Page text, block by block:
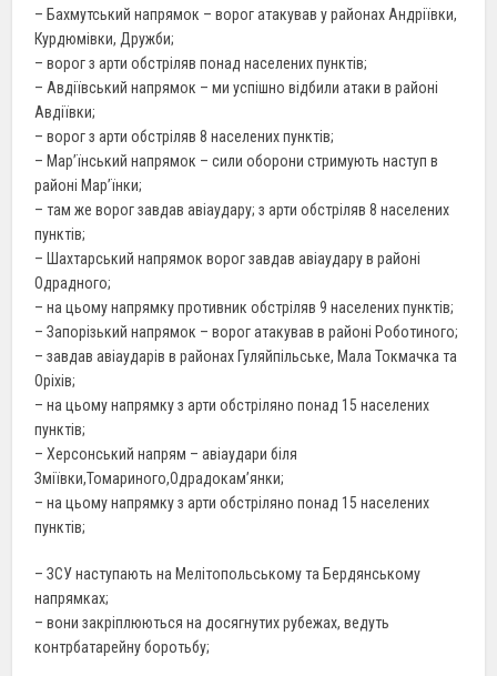
– Бахмутський напрямок – ворог атакував у районах Андріївки,
Курдюмівки, Дружби;
– ворог з арти обстріляв понад населених пунктів;
– Авдіївський напрямок – ми успішно відбили атаки в районі
Авдіївки;
– ворог з арти обстріляв 8 населених пунктів;
– Мар’їнський напрямок – сили оборони стримують наступ в
районі Мар’їнки;
– там же ворог завдав авіаудару; з арти обстріляв 8 населених
пунктів;
– Шахтарський напрямок ворог завдав авіаудару в районі
Одрадного;
– на цьому напрямку противник обстріляв 9 населених пунктів;
– Запорізький напрямок – ворог атакував в районі Роботиного;
– завдав авіаударів в районах Гуляйпільське, Мала Токмачка та
Оріхів;
– на цьому напрямку з арти обстріляно понад 15 населених
пунктів;
– Херсонський напрям – авіаудари біля
Зміївки,Томариного,Одрадокам’янки;
– на цьому напрямку з арти обстріляно понад 15 населених
пунктів;
– ЗСУ наступають на Мелітопольському та Бердянському
напрямках;
– вони закріплюються на досягнутих рубежах, ведуть
контрбатарейну боротьбу;